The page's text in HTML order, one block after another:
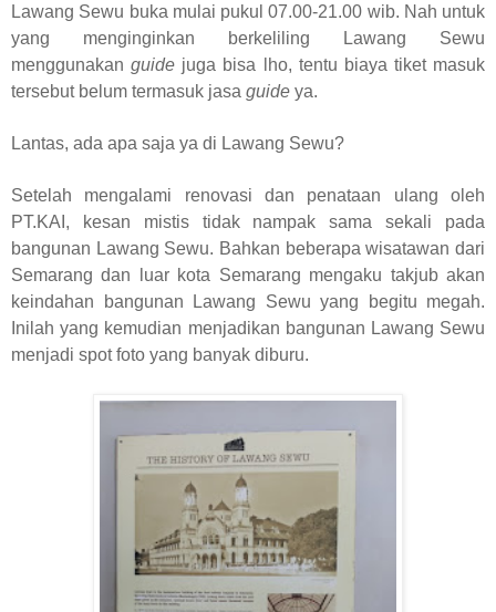
Lawang Sewu buka mulai pukul 07.00-21.00 wib. Nah untuk
yang menginginkan berkeliling Lawang Sewu
menggunakanguide juga bisa lho, tentu biaya tiket masuk
tersebut belum termasuk jasa guide ya.
Lantas, ada apa saja ya di Lawang Sewu?
Setelah mengalami renovasi dan penataan ulang oleh
PT.KAI, kesan mistis tidak nampak sama sekali pada
bangunan Lawang Sewu. Bahkan beberapa wisatawan dari
Semarang dan luar kota Semarang mengaku takjub akan
keindahan bangunan Lawang Sewu yang begitu megah.
Inilah yang kemudian menjadikan bangunan Lawang Sewu
menjadi spot foto yang banyak diburu.